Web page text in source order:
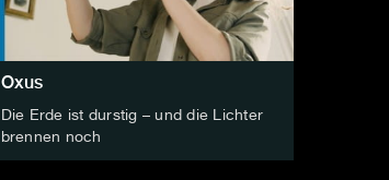
Oxus
Die Erde ist durstig – und die Lichter
brennen noch